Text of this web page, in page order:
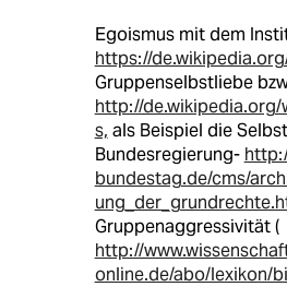
Egoismus mit dem
https://
Gruppenselbstliebe
http://de.wikipedia.org/
s, als Beispiel die
Bundesregierung-
bundestag.de/cms/
Gruppenaggressivität (
http://
online.de/abo/lexikon/